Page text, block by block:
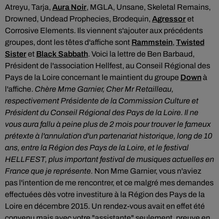
Atreyu, Tarja, Aura Noir, MGLA, Unsane, Skeletal Remains,
Drowned, Undead Prophecies, Brodequin, Agressoret
Corrosive Elements. Ils viennent s'ajouter aux précédents
groupes, dont les têtes d'affiche sont Rammstein, Twisted
Sisteret Black Sabbath. Voici la lettre de Ben Barbaud,
Président de l'association Hellfest, au Conseil Régional des
Pays de la Loire concernant le maintient du groupe Downà
l'affiche. Chère Mme Garnier, Cher Mr Retailleau,
respectivement Présidente de la Commission Culture et
Président du Conseil Régional des Pays de la Loire. Il ne
vous aura fallu à peine plus de 2 mois pour trouver le fameux
prétexte à l'annulation d'un partenariat historique, long de 10
ans, entre la Région des Pays de la Loire, et le festival
HELLFEST, plus important festival de musiques actuelles en
France que je représente. Non Mme Garnier, vous n'aviez
pas l'intention de me rencontrer, et ce malgré mes demandes
effectuées dès votre investiture à la Région des Pays de la
Loire en décembre 2015. Un rendez-vous avait en effet été